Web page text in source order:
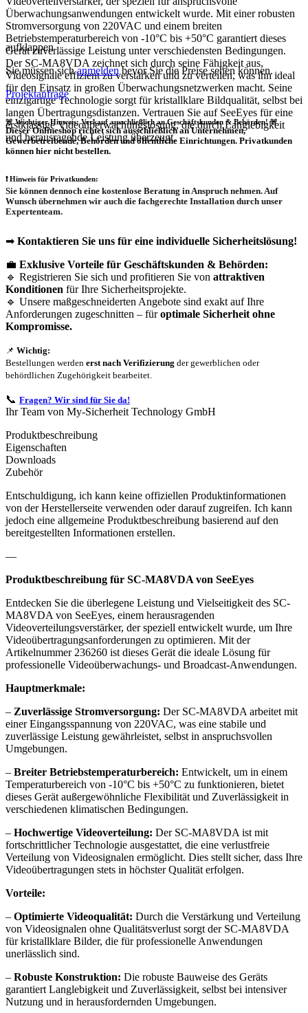
Überwachungsanwendungen entwickelt wurde. Mit einer robusten
Stromversorgung von 220VAC und einem breiten
Betriebstemperaturbereich von -10°C bis +50°C garantiert dieses
Gerät zuverlässige Leistung unter verschiedensten Bedingungen.
Der SC-MA8VDA zeichnet sich durch seine Fähigkeit aus,
Videosignale effizient zu verstärken und zu verteilen, was ihn ideal
für den Einsatz in großen Überwachungsnetzwerken macht. Seine
einzigartige Technologie sorgt für kristallklare Bildqualität, selbst bei
langen Übertragungsdistanzen. Vertrauen Sie auf SeeEyes für eine
erstklassige Videoüberwachungslösung, die durch Langlebigkeit
und herausragende Leistung überzeugt.
aufklappen
Sie müssen sichanmeldenbevor Sie die Preise sehen können.
Projektanfrage
🚨 Wichtiger Hinweis: Verkauf ausschließlich an Geschäftskunden & Behörden! 🚨
Dieser Onlineshop richtet sichausschließlichan Unternehmen,
Gewerbetreibende, Behörden und öffentliche Einrichtungen. Privatkunden
können hier nicht bestellen.
❗Hinweis für Privatkunden:
Sie können dennoch eine kostenlose Beratung in Anspruch nehmen. Auf
Wunsch übernehmen wir auch die fachgerechte Installation durch unser
Expertenteam.
➡ Kontaktieren Sie uns für eine individuelle Sicherheitslösung!
💼 Exklusive Vorteile für Geschäftskunden & Behörden:
🔹 Registrieren Sie sich und profitieren Sie von attraktiven
Konditionen für Ihre Sicherheitsprojekte.
🔹 Unsere maßgeschneiderten Angebote sind exakt auf Ihre
Anforderungen zugeschnitten – füroptimale Sicherheit ohne
Kompromisse.
📌 Wichtig:
Bestellungen werden erst nach Verifizierung der gewerblichen oder
behördlichen Zugehörigkeit bearbeitet.
📞 Fragen? Wir sind für Sie da!
Ihr Team von My-Sicherheit Technology GmbH
Produktbeschreibung
Eigenschaften
Downloads
Zubehör
Entschuldigung, ich kann keine offiziellen Produktinformationen
von der Herstellerseite verwenden oder darauf zugreifen. Ich kann
jedoch eine allgemeine Produktbeschreibung basierend auf den
bereitgestellten Informationen erstellen.
—
Produktbeschreibung für SC-MA8VDA von SeeEyes
Entdecken Sie die überlegene Leistung und Vielseitigkeit des SC-
MA8VDA von SeeEyes, einem herausragenden
Videoverteilungsverstärker, der speziell entwickelt wurde, um Ihre
Videoübertragungsanforderungen zu optimieren. Mit der
Artikelnummer 236260 ist dieses Gerät die ideale Lösung für
professionelle Videoüberwachungs- und Broadcast-Anwendungen.
Hauptmerkmale:
– Zuverlässige Stromversorgung: Der SC-MA8VDA arbeitet mit
einer Eingangsspannung von 220VAC, was eine stabile und
zuverlässige Leistung gewährleistet, selbst in anspruchsvollen
Umgebungen.
– Breiter Betriebstemperaturbereich: Entwickelt, um in einem
Temperaturbereich von -10°C bis +50°C zu funktionieren, bietet
dieses Gerät außergewöhnliche Flexibilität und Zuverlässigkeit in
verschiedenen klimatischen Bedingungen.
– Hochwertige Videoverteilung: Der SC-MA8VDA ist mit
fortschrittlicher Technologie ausgestattet, die eine verlustfreie
Verteilung von Videosignalen ermöglicht. Dies stellt sicher, dass Ihre
Videoübertragungen stets in höchster Qualität erfolgen.
Vorteile:
– Optimierte Videoqualität: Durch die Verstärkung und Verteilung
von Videosignalen ohne Qualitätsverlust sorgt der SC-MA8VDA
für kristallklare Bilder, die für professionelle Anwendungen
unerlässlich sind.
– Robuste Konstruktion: Die robuste Bauweise des Geräts
garantiert Langlebigkeit und Zuverlässigkeit, selbst bei intensiver
Nutzung und in herausfordernden Umgebungen.